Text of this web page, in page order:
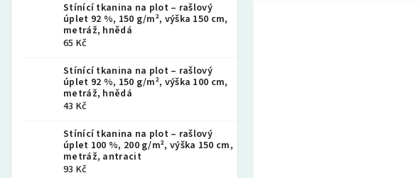
Stínící tkanina na plot – rašlový
úplet 92 %, 150 g/m², výška 150 cm,
metráž, hnědá
65 Kč
Stínící tkanina na plot – rašlový
úplet 92 %, 150 g/m², výška 100 cm,
metráž, hnědá
43 Kč
Stínící tkanina na plot – rašlový
úplet 100 %, 200 g/m², výška 150 cm,
metráž, antracit
93 Kč